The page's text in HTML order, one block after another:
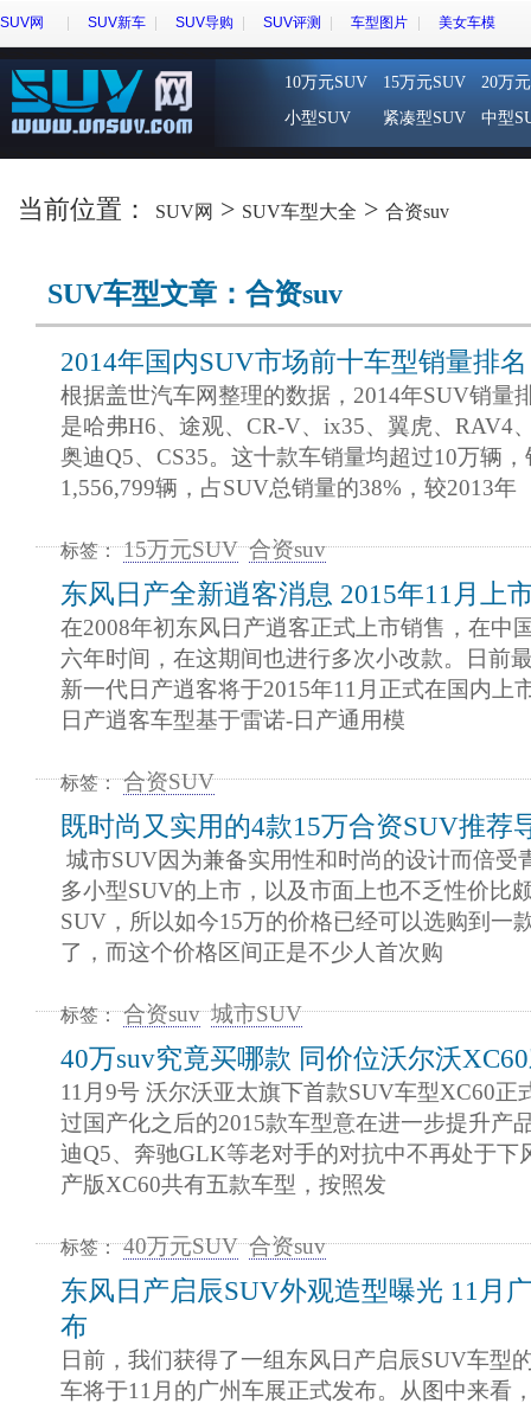
SUV网 SUV新车 SUV导购 SUV评测 车型图片 美女车模
10万元SUV 15万元SUV
20万
小型SUV
紧凑型SUV 中型
当前位置： SUV网 > SUV车型大全 > 合资suv
SUV车型文章：合资suv
2014年国内SUV市场前十车型销量排名
根据盖世汽车网整理的数据，2014年SUV销量
是哈弗H6、途观、CR-V、ix35、翼虎、RAV4
奥迪Q5、CS35。这十款车销量均超过10万辆
1,556,799辆，占SUV总销量的38%，较2013年
标签： 15万元SUV 合资suv
东风日产全新逍客消息 2015年11月上
在2008年初东风日产逍客正式上市销售，在中
六年时间，在这期间也进行多次小改款。日前
新一代日产逍客将于2015年11月正式在国内上
日产逍客车型基于雷诺-日产通用模
标签： 合资SUV
既时尚又实用的4款15万合资SUV推荐
城市SUV因为兼备实用性和时尚的设计而倍受
多小型SUV的上市，以及市面上也不乏性价比
SUV，所以如今15万的价格已经可以选购到一
了，而这个价格区间正是不少人首次购
标签： 合资suv 城市SUV
40万suv究竟买哪款 同价位沃尔沃
11月9号 沃尔沃亚太旗下首款SUV车型XC60正
过国产化之后的2015款车型意在进一步提升产
迪Q5、奔驰GLK等老对手的对抗中不再处于下
产版XC60共有五款车型，按照发
标签： 40万元SUV 合资suv
东风日产启辰SUV外观造型曝光 11月
布
日前，我们获得了一组东风日产启辰SUV车型
车将于11月的广州车展正式发布。从图中来看